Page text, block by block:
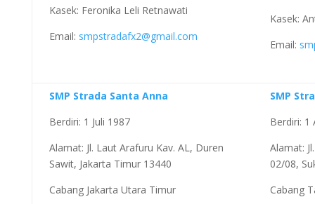
Kasek: Feronika Leli Retnawati
Email: smpstradafx2@gmail.com
Kasek:
Email:
SMP Strada Santa Anna
Berdiri: 1 Juli 1987
Alamat: Jl. Laut Arafuru Kav. AL, Duren
Sawit, Jakarta Timur 13440
Cabang Jakarta Utara Timur
SMP
Berdiri: 1
Alamat:
02/08,
Cabang